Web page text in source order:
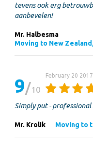
tevens ook erg
aanbevelen!
Mr. Halbesma
Moving to New
9 10
February 20 2017
Simply put -
Mr. Krolik Moving to